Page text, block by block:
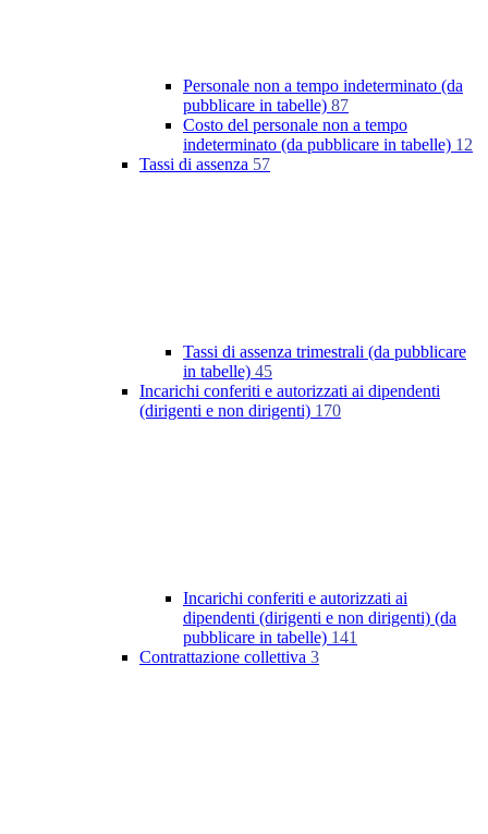
Personale non a tempo indeterminato (da
pubblicare in tabelle) 87
Costo del personale non a tempo
indeterminato (da pubblicare in tabelle) 12
Tassi di assenza 57
Tassi di assenza trimestrali (da pubblicare
in tabelle) 45
Incarichi conferiti e autorizzati ai dipendenti
(dirigenti e non dirigenti) 170
Incarichi conferiti e autorizzati ai
dipendenti (dirigenti e non dirigenti) (da
pubblicare in tabelle) 141
Contrattazione collettiva 3